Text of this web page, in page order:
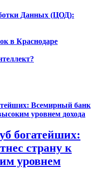
Данных (ЦОД):
в Краснодаре
богатейших:
страну к
уровнем